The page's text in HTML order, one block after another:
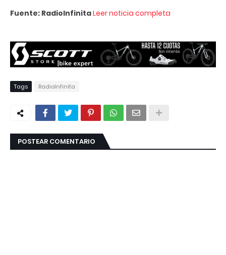
Fuente: RadioInfinitaLeer noticia completa
Tags RadioInfinita
POSTEAR COMENTARIO